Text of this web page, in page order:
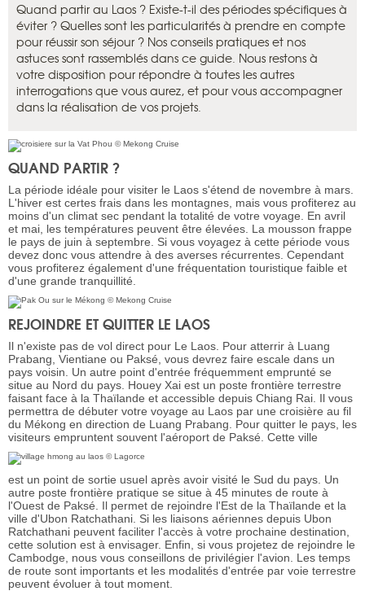
Quand partir au Laos ? Existe-t-il des périodes spécifiques à
éviter ? Quelles sont les particularités à prendre en compte
pour réussir son séjour ? Nos conseils pratiques et nos
astuces sont rassemblés dans ce guide. Nous restons à
votre disposition pour répondre à toutes les autres
interrogations que vous aurez, et pour vous accompagner
dans la réalisation de vos projets.
QUAND PARTIR ?
La période idéale pour visiter le Laos s'étend de novembre à mars.
L'hiver est certes frais dans les montagnes, mais vous profiterez au
moins d'un climat sec pendant la totalité de votre voyage. En avril
et mai, les températures peuvent être élevées. La mousson frappe
le pays de juin à septembre. Si vous voyagez à cette période vous
devez donc vous attendre à des averses récurrentes. Cependant
vous profiterez également d'une fréquentation touristique faible et
d'une grande tranquillité.
REJOINDRE ET QUITTER LE LAOS
Il n'existe pas de vol direct pour Le Laos. Pour atterrir à Luang
Prabang, Vientiane ou Paksé, vous devrez faire escale dans un
pays voisin. Un autre point d'entrée fréquemment emprunté se
situe au Nord du pays. Houey Xai est un poste frontière terrestre
faisant face à la Thaïlande et accessible depuis Chiang Rai. Il vous
permettra de débuter votre voyage au Laos par une croisière au fil
du Mékong en direction de Luang Prabang. Pour quitter le pays, les
visiteurs empruntent souvent l'aéroport de Paksé. Cette ville
est un point de sortie usuel après avoir visité le Sud du pays. Un
autre poste frontière pratique se situe à 45 minutes de route à
l'Ouest de Paksé. Il permet de rejoindre l'Est de la Thaïlande et la
ville d'Ubon Ratchathani. Si les liaisons aériennes depuis Ubon
Ratchathani peuvent faciliter l'accès à votre prochaine destination,
cette solution est à envisager. Enfin, si vous projetez de rejoindre le
Cambodge, nous vous conseillons de privilégier l'avion. Les temps
de route sont importants et les modalités d'entrée par voie terrestre
peuvent évoluer à tout moment.